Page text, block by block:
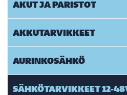
AKUT JA PARISTOT
AKKUTARVIKKEET
AURINKOSÄHKÖ
SÄHKÖTARVIKKEET 12-